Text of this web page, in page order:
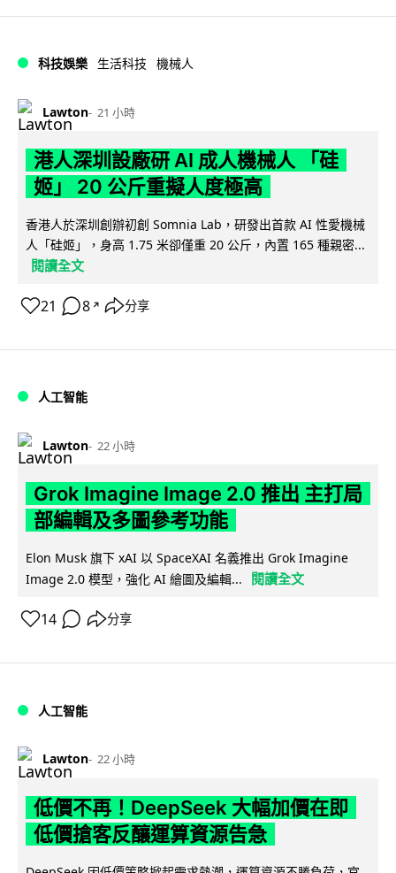
科技娛樂 生活科技 機械人
Lawton 21 小時
港人深圳設廠研 AI 成人機械人 「硅
姬」 20 公斤重擬人度極高
香港人於深圳創辦初創 Somnia Lab，研發出首款 AI 性愛機械
人「硅姬」，身高 1.75 米卻僅重 20 公斤，內置 165 種親密...
閱讀全文
21 8 ↗ 分享
人工智能
Lawton 22 小時
Grok Imagine Image 2.0 推出 主打局
部編輯及多圖參考功能
Elon Musk 旗下 xAI 以 SpaceXAI 名義推出 Grok Imagine
Image 2.0 模型，強化 AI 繪圖及編輯...
閱讀全文
14 分享
人工智能
Lawton 22 小時
低價不再！DeepSeek 大幅加價在即
低價搶客反釀運算資源告急